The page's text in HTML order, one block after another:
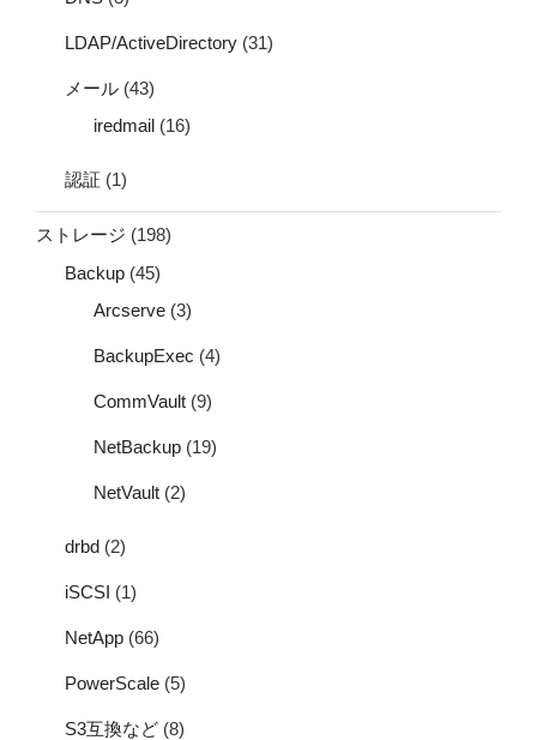
LDAP/ActiveDirectory (31)
メール (43)
iredmail (16)
認証 (1)
ストレージ (198)
Backup (45)
Arcserve (3)
BackupExec (4)
CommVault (9)
NetBackup (19)
NetVault (2)
drbd (2)
iSCSI (1)
NetApp (66)
PowerScale (5)
S3互換など (8)